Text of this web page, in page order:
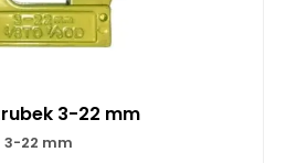
3-22 mm
3-22 mm